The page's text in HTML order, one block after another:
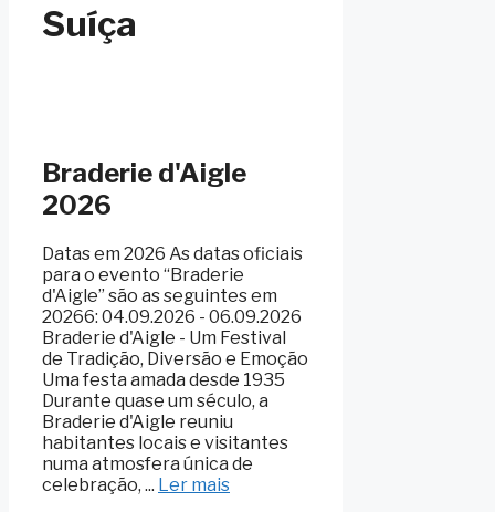
Suíça
Braderie d'Aigle
2026
Datas em 2026 As datas oficiais
para o evento “Braderie
d'Aigle” são as seguintes em
20266: 04.09.2026 - 06.09.2026
Braderie d'Aigle - Um Festival
de Tradição, Diversão e Emoção
Uma festa amada desde 1935
Durante quase um século, a
Braderie d'Aigle reuniu
habitantes locais e visitantes
numa atmosfera única de
celebração, ... Ler mais